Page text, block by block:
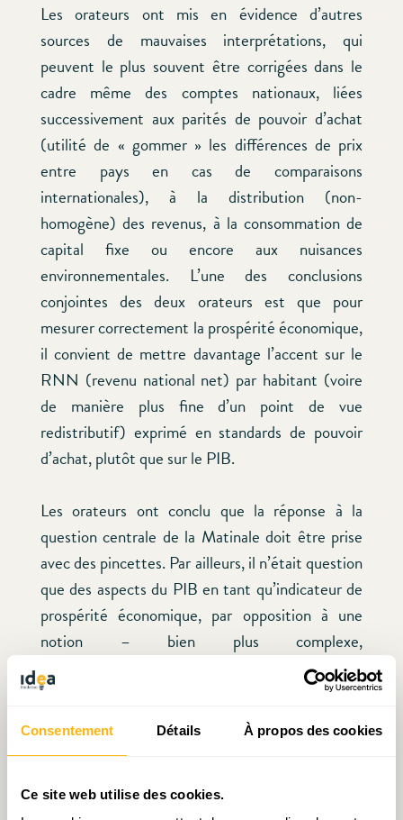
Consentement Détails À propos des cookies
Ce site web utilise des cookies.
Les orateurs ont mis en évidence d’autres
sources de mauvaises interprétations, qui
peuvent le plus souvent être corrigées dans le
cadre même des comptes nationaux, liées
successivement aux parités de pouvoir d’achat
(utilité de « gommer » les différences de prix
entre pays en cas de comparaisons
internationales), à la distribution (non-
homogène) des revenus, à la consommation de
capital fixe ou encore aux nuisances
environnementales. L’une des conclusions
conjointes des deux orateurs est que pour
mesurer correctement la prospérité économique,
il convient de mettre davantage l’accent sur le
RNN (revenu national net) par habitant (voire
de manière plus fine d’un point de vue
redistributif) exprimé en standards de pouvoir
d’achat, plutôt que sur le PIB.
Les orateurs ont conclu que la réponse à la
question centrale de la Matinale doit être prise
avec des pincettes. Par ailleurs, il n’était question
que des aspects du PIB en tant qu’indicateur de
prospérité économique, par opposition à une
notion – bien plus complexe,
multidimensionnelle et subjective encore – de
bien-être.
A l’issue de l’exposé, les participants étaient
nombreuses questions ont été soulevées à cette